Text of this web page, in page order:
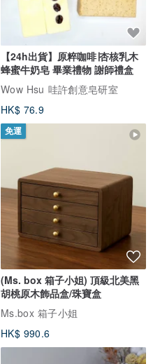
【24h出貨】原粹咖啡∣杏核乳木
蜂蜜牛奶皂 畢業禮物 謝師禮盒
Wow Hsu 哇許創意皂研室
HK$ 76.9
免運
(Ms. box 箱子小姐) 頂級北美黑
胡桃原木飾品盒/珠寶盒
Ms.box 箱子小姐
HK$ 990.6